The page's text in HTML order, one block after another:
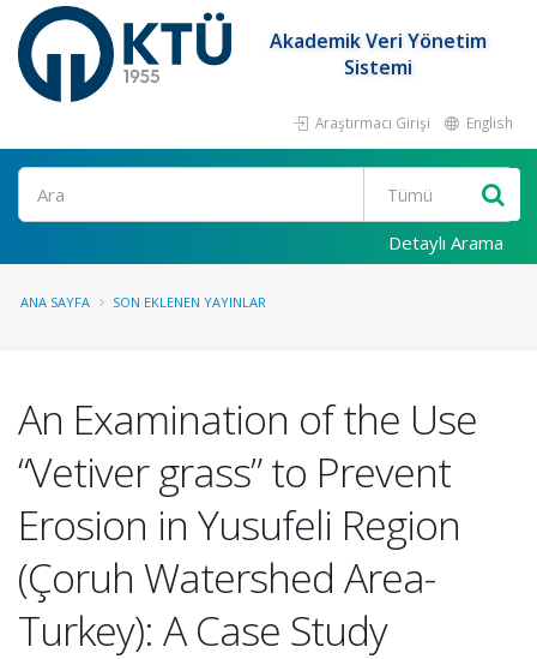
Akademik Veri Yönetim
Sistemi
Araştırmacı Girişi English
Ara
Detaylı Arama
ANA SAYFA SON EKLENEN YAYINLAR
An Examination of the Use
“Vetiver grass” to Prevent
Erosion in Yusufeli Region
(Çoruh Watershed Area-
Turkey): A Case Study